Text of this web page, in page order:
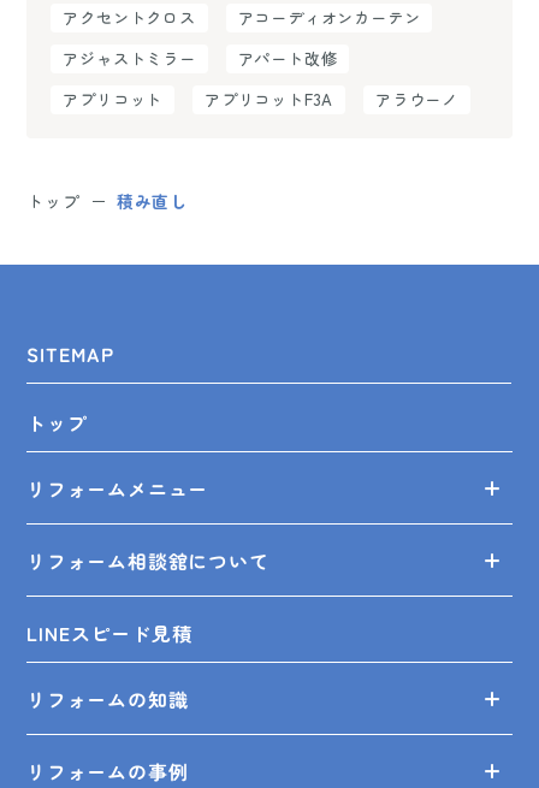
アクセントクロス
アコーディオンカーテン
アジャストミラー
アパート改修
アプリコット
アプリコットF3A アラウーノ
トップ 積み直し
SITEMAP
トップ
リフォームメニュー
リフォーム相談舘について
LINEスピード見積
リフォームの知識
リフォームの事例